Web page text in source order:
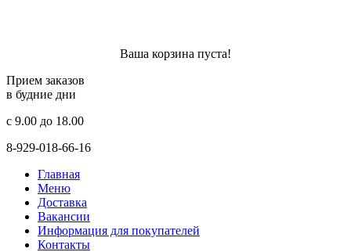
Ваша корзина пуста!
Прием заказов
в будние дни
c 9.00 до 18.00
8-929-018-66-16
Главная
Меню
Доставка
Вакансии
Информация для покупателей
Контакты